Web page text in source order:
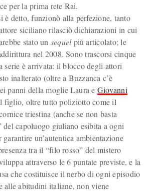
per la prima rete Rai.
è detto, funzionò alla perfezione, tanto
siciliano rilasciò dichiarazioni in cui
stato un sequelpiù articolato; le
nel 2008. Sono trascorsi cinque
serie è arrivata: il blocco degli attori
inalterato (oltre a Buzzanca c’è
panni della moglie Laura e Giovanni
figlio, oltre tutto poliziotto come il
triestina (anche se non basta
del capoluogo giuliano esibita a ogni
un’autentica ambientazione
tra il “filo rosso” del mistero
attraverso le 6 puntate previste, e la
che costituisce il nerbo di ogni episodio
alle abitudini italiane, non viene